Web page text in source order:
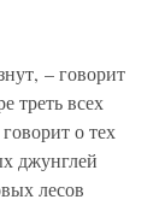
– говорит
треть всех
о тех
джунглей
лесов